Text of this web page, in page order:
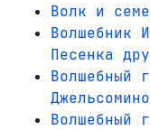
Волк и
Волшебник
Песенка
Волшебный
Джельсомино
Волшебный